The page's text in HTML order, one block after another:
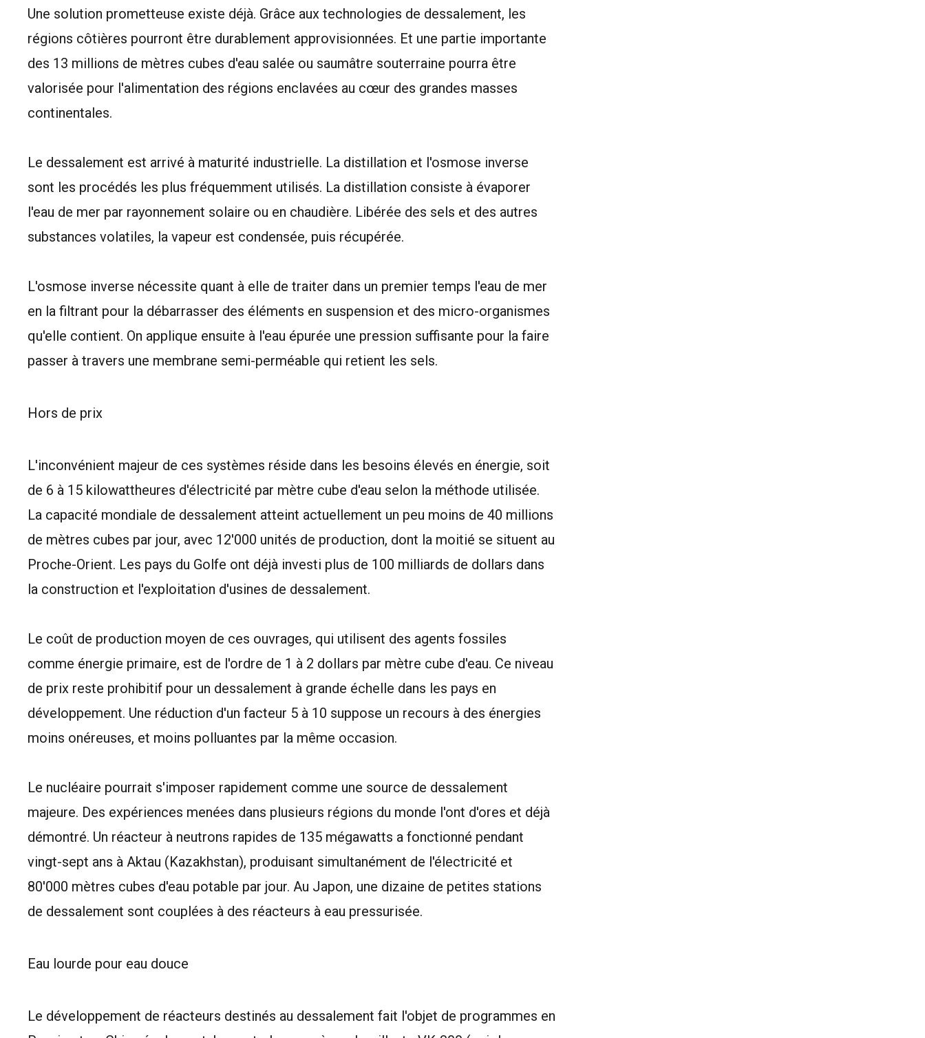
Une solution prometteuse existe déjà. Grâce aux technologies de dessalement, les
régions côtières pourront être durablement approvisionnées. Et une partie importante
des 13 millions de mètres cubes d'eau salée ou saumâtre souterraine pourra être
valorisée pour l'alimentation des régions enclavées au cœur des grandes masses
continentales.
Le dessalement est arrivé à maturité industrielle. La distillation et l'osmose inverse
sont les procédés les plus fréquemment utilisés. La distillation consiste à évaporer
l'eau de mer par rayonnement solaire ou en chaudière. Libérée des sels et des autres
substances volatiles, la vapeur est condensée, puis récupérée.
L'osmose inverse nécessite quant à elle de traiter dans un premier temps l'eau de mer
en la filtrant pour la débarrasser des éléments en suspension et des micro-organismes
qu'elle contient. On applique ensuite à l'eau épurée une pression suffisante pour la faire
passer à travers une membrane semi-perméable qui retient les sels.
Hors de prix
L'inconvénient majeur de ces systèmes réside dans les besoins élevés en énergie, soit
de 6 à 15 kilowattheures d'électricité par mètre cube d'eau selon la méthode utilisée.
La capacité mondiale de dessalement atteint actuellement un peu moins de 40 millions
de mètres cubes par jour, avec 12'000 unités de production, dont la moitié se situent au
Proche-Orient. Les pays du Golfe ont déjà investi plus de 100 milliards de dollars dans
la construction et l'exploitation d'usines de dessalement.
Le coût de production moyen de ces ouvrages, qui utilisent des agents fossiles
comme énergie primaire, est de l'ordre de 1 à 2 dollars par mètre cube d'eau. Ce niveau
de prix reste prohibitif pour un dessalement à grande échelle dans les pays en
développement. Une réduction d'un facteur 5 à 10 suppose un recours à des énergies
moins onéreuses, et moins polluantes par la même occasion.
Le nucléaire pourrait s'imposer rapidement comme une source de dessalement
majeure. Des expériences menées dans plusieurs régions du monde l'ont d'ores et déjà
démontré. Un réacteur à neutrons rapides de 135 mégawatts a fonctionné pendant
vingt-sept ans à Aktau (Kazakhstan), produisant simultanément de l'électricité et
80'000 mètres cubes d'eau potable par jour. Au Japon, une dizaine de petites stations
de dessalement sont couplées à des réacteurs à eau pressurisée.
Eau lourde pour eau douce
Le développement de réacteurs destinés au dessalement fait l'objet de programmes en